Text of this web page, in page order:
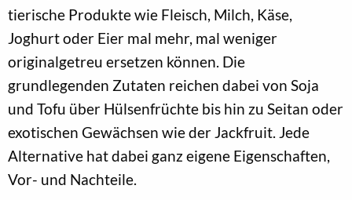
tierische Produkte wie Fleisch, Milch, Käse,
Joghurt oder Eier mal mehr, mal weniger
originalgetreu ersetzen können. Die
grundlegenden Zutaten reichen dabei von Soja
und Tofu über Hülsenfrüchte bis hin zu Seitan oder
exotischen Gewächsen wie der Jackfruit. Jede
Alternative hat dabei ganz eigene Eigenschaften,
Vor- und Nachteile.